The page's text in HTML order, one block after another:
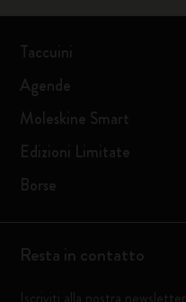
Taccuini
Agende
Moleskine Smart
Edizioni Limitate
Borse
Resta in contatto